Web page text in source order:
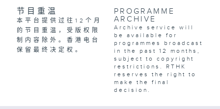
节目重温
本平台提供过往12个月
的节目重温，受版权限
制内容除外。香港电台
保留最终决定权。
PROGRAMME
ARCHIVE
Archive service will
be available for
programmes broadcast
in the past 12 months,
subject to copyright
restrictions. RTHK
reserves the right to
make the final
decision.